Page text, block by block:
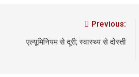
3 Years Ago
सम्पादकीय
Previous:
एल्यूमिनियम से दूरी; स्वास्थ्य से दोस्ती